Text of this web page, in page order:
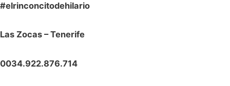
#elrinconcitodehilario
Las Zocas – Tenerife
0034.922.876.714